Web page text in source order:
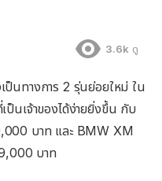
3.6k ดู
ป็นทางการ 2 รุ่นย่อยใหม่ ใน
ป็นเจ้าของได้ง่ายยิ่งขึ้น กับ
บาท และ BMW XM
บาท